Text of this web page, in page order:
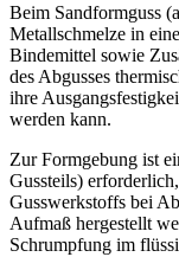
Beim Sandformguss
Metallschmelze in
Bindemittel sowie
des Abgusses
ihre
werden kann.
Zur Formgebung ist
Gussteils)
Gusswerkstoffs bei
Aufmaß hergestellt
Schrumpfung im